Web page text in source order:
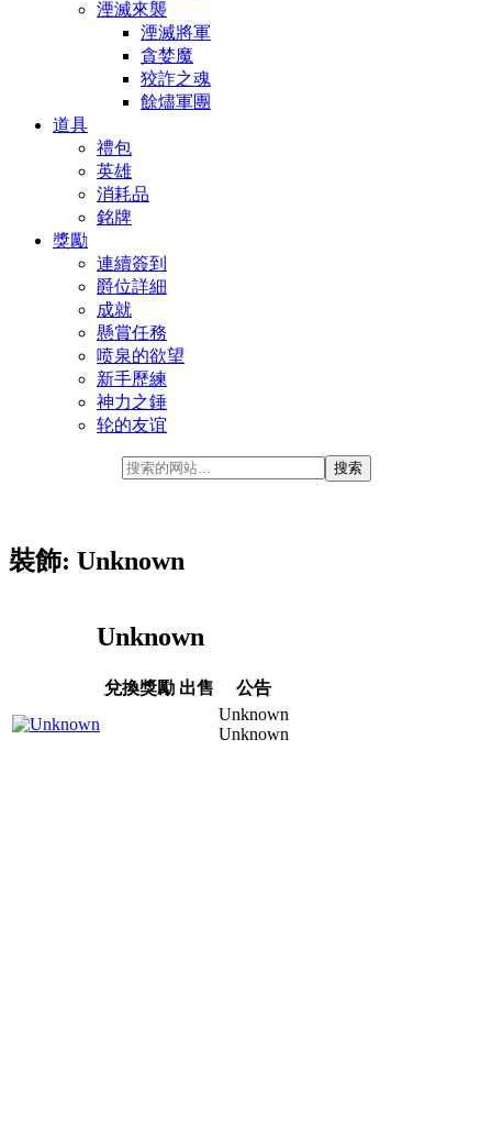
湮滅來襲
湮滅將軍
貪婪魔
狡詐之魂
餘燼軍團
道具
禮包
英雄
消耗品
銘牌
獎勵
連續簽到
爵位詳細
成就
懸賞任務
喷泉的欲望
新手歷練
神力之錘
轮的友谊
裝飾: Unknown
Unknown
兌換獎勵 出售
公告
Unknown
Unknown